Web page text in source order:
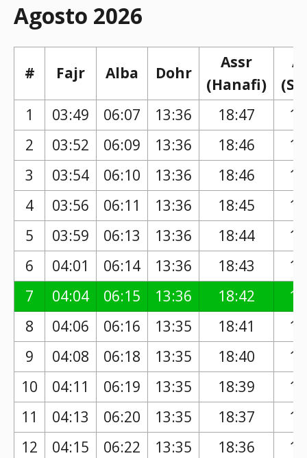
Agosto 2026
# Fajr Alba Dohr
Assr
(Hanafi)
1
03:49 06:07 13:36 18:47
2
03:52 06:09 13:36 18:46
3
03:54 06:10 13:36 18:46
4
03:56 06:11 13:36 18:45
5
03:59 06:13 13:36 18:44
6
04:01 06:14 13:36 18:43
7
04:04 06:15 13:36 18:42
8
04:06 06:16 13:35 18:41
9
04:08 06:18 13:35 18:40
10
04:11 06:19 13:35 18:39
11
04:13 06:20 13:35 18:37
12
04:15 06:22 13:35 18:36